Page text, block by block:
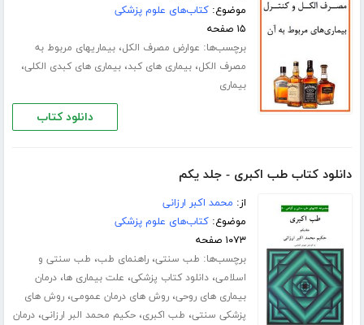
موضوع:کتاب‌های علوم پزشکی
۱۵ صفحه
برچسب‌ها: عوارض مصرف الکل،بیماریهای مربوط به
مصرف الکل،بیماری های کبد،بیماری های کبدی الکلی،
بیماری
دانلود کتاب
دانلود کتاب طب اکبری - جلد یکم
از: محمد اکبر ارزانی
موضوع:کتاب‌های علوم پزشکی
۱۰۷۳ صفحه
برچسب‌ها: طب سنتی،راهنمای طب، طب سنتی و
اسلامی،دانلود کتاب پزشکی، علت بیماری ها،درمان
بیماری های روحی،روش های درمان عمومی،روش های
پزشکی سنتی، طب اکبری،حکیم محمد البر ارزانی،درمان